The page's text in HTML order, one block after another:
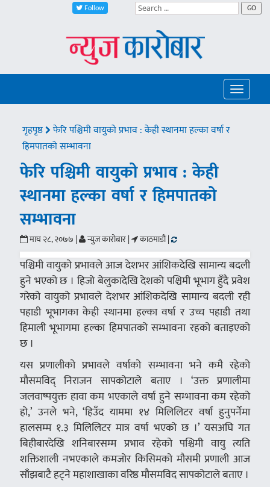
Follow GO
Toggle
गृहपृष्ठ
फेरि पश्चिमी वायुको प्रभाव : केही स्थानमा हल्का वर्षा र
हिमपातको सम्भावना
फेरि पश्चिमी वायुको प्रभाव : केही
स्थानमा हल्का वर्षा र हिमपातको
सम्भावना
माघ २८, २०७७ | न्युज कारोबार | काठमाडौं |
पश्चिमी वायुको प्रभावले आज देशभर आंशिकदेखि सामान्य बदली
हुने भएको छ । हिजो बेलुकादेखि देशको पश्चिमी भूभाग हुँदै प्रवेश
गरेको वायुको प्रभावले देशभर आंशिकदेखि सामान्य बदली रही
पहाडी भूभागका केही स्थानमा हल्का वर्षा र उच्च पहाडी तथा
हिमाली भूभागमा हल्का हिमपातको सम्भावना रहको बताइएको
छ ।
यस प्रणालीको प्रभावले वर्षाको सम्भावना भने कमै रहेको
मौसमविद् निराजन सापकोटाले बताए । ‘उक्त प्रणालीमा
जलवाष्पयुक्त हावा कम भएकाले वर्षा हुने सम्भावना कम रहेको
हो,’ उनले भने, ‘हिउँद याममा १४ मिलिलिटर वर्षा हुनुपर्नेमा
हालसम्म १.३ मिलिलिटर मात्र वर्षा भएको छ ।’ यसअघि गत
बिहीबारदेखि शनिबारसम्म प्रभाव रहेको पश्चिमी वायु त्यति
शक्तिशाली नभएकाले कमजोर किसिमको मौसमी प्रणाली आज
साँझबाटै हट्ने महाशाखाका वरिष्ठ मौसमविद सापकोटाले बताए ।